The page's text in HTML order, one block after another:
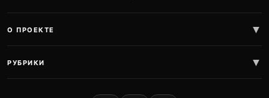
О ПРОЕКТЕ
РУБРИКИ